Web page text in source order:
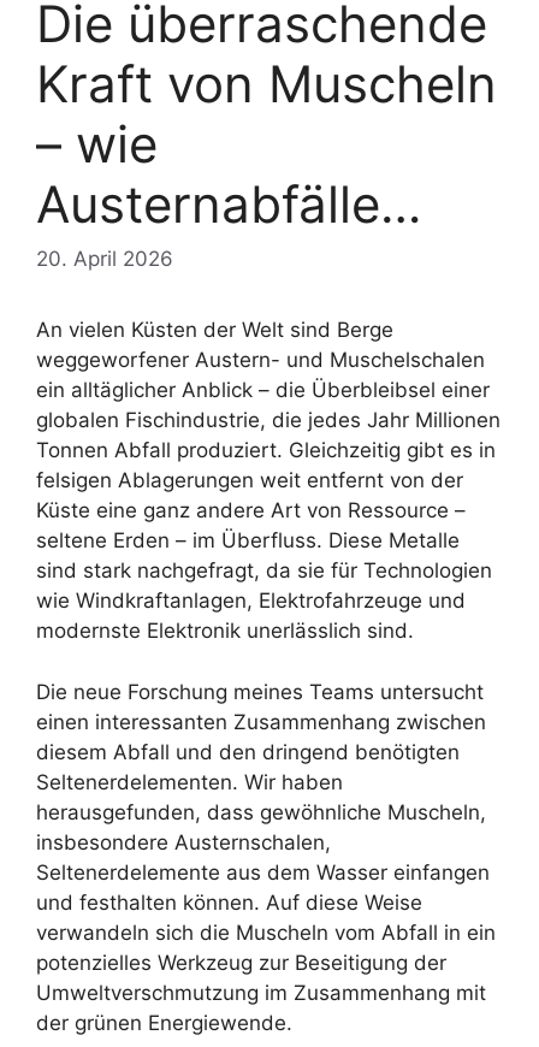
Die überraschende
Kraft von Muscheln
– wie
Austernabfälle…
20. April 2026
An vielen Küsten der Welt sind Berge
weggeworfener Austern- und Muschelschalen
ein alltäglicher Anblick – die Überbleibsel einer
globalen Fischindustrie, die jedes Jahr Millionen
Tonnen Abfall produziert. Gleichzeitig gibt es in
felsigen Ablagerungen weit entfernt von der
Küste eine ganz andere Art von Ressource –
seltene Erden – im Überfluss. Diese Metalle
sind stark nachgefragt, da sie für Technologien
wie Windkraftanlagen, Elektrofahrzeuge und
modernste Elektronik unerlässlich sind.
Die neue Forschung meines Teams untersucht
einen interessanten Zusammenhang zwischen
diesem Abfall und den dringend benötigten
Seltenerdelementen. Wir haben
herausgefunden, dass gewöhnliche Muscheln,
insbesondere Austernschalen,
Seltenerdelemente aus dem Wasser einfangen
und festhalten können. Auf diese Weise
verwandeln sich die Muscheln vom Abfall in ein
potenzielles Werkzeug zur Beseitigung der
Umweltverschmutzung im Zusammenhang mit
der grünen Energiewende.